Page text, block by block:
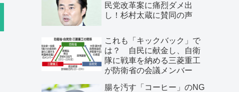
民党改革案に痛烈ダメ出
し！杉村太蔵に賛同の声
これも「キックバック」で
は？ 自民に献金し、自衛
隊に戦車を納める三菱重工
が防衛省の会議メンバー
腸を汚す「コーヒー」のNG